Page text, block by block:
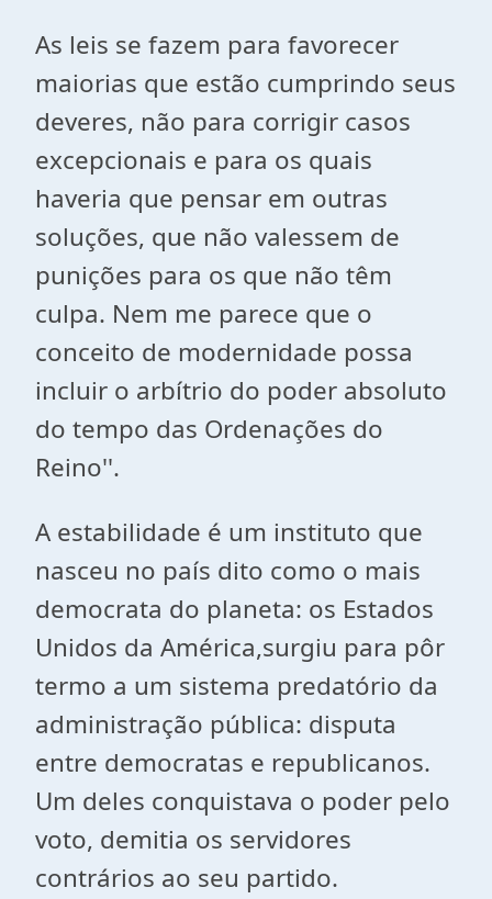
As leis se fazem para favorecer
maiorias que estão cumprindo seus
deveres, não para corrigir casos
excepcionais e para os quais
haveria que pensar em outras
soluções, que não valessem de
punições para os que não têm
culpa. Nem me parece que o
conceito de modernidade possa
incluir o arbítrio do poder absoluto
do tempo das Ordenações do
Reino''.
A estabilidade é um instituto que
nasceu no país dito como o mais
democrata do planeta: os Estados
Unidos da América,surgiu para pôr
termo a um sistema predatório da
administração pública: disputa
entre democratas e republicanos.
Um deles conquistava o poder pelo
voto, demitia os servidores
contrários ao seu partido.